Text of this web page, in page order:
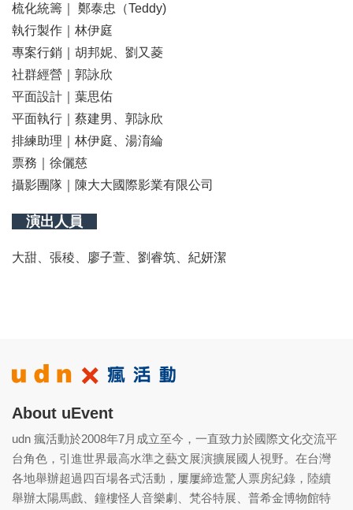
梳化統籌｜ 鄭泰忠（Teddy)
執行製作｜林伊庭
專案行銷｜胡邦妮、劉又菱
社群經營｜郭詠欣
平面設計｜葉思佑
平面執行｜蔡建男、郭詠欣
排練助理｜林伊庭、湯淯綸
票務｜徐儷慈
攝影團隊｜陳大大國際影業有限公司
演出人員
大甜、張稜、廖子萱、劉睿筑、紀妍潔
About uEvent
udn 瘋活動於2008年7月成立至今，一直致力於國際文化交流平
台角色，引進世界最高水準之藝文展演擴展國人視野。在台灣
各地舉辦超過四百場各式活動，屢屢締造驚人票房紀錄，陸續
舉辦太陽馬戲、鐘樓怪人音樂劇、梵谷特展、普希金博物館特